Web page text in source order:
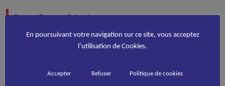
Deuxième période
En poursuivant votre navigation sur ce site, vous acceptez
l’utilisation de Cookies.
Accepter Refuser Politique de cookies